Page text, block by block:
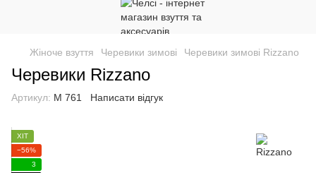
Жіноче взуття Черевики зимові Черевики зимові Rizzano
Черевики Rizzano
Артикул: М 761 Написати відгук
ХІТ
−56%
3